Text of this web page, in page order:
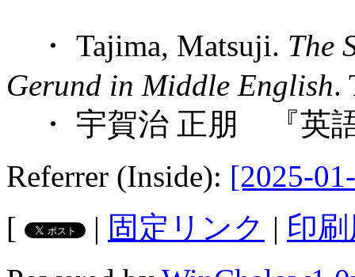
・ Tajima, Matsuji. The
Gerund in Middle English.
・ 宇賀治 正朋 『英
Referrer (Inside): [2025-
[
| 固定リンク | 印